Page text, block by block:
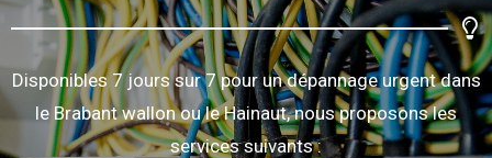
Disponibles 7 jours sur 7 pour un dépannage urgent dans
le Brabant wallon ou le Hainaut, nous proposons les
services suivants :